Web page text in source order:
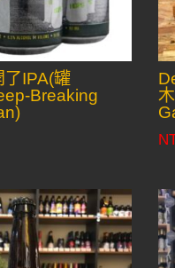
了IPA(罐
Breaking